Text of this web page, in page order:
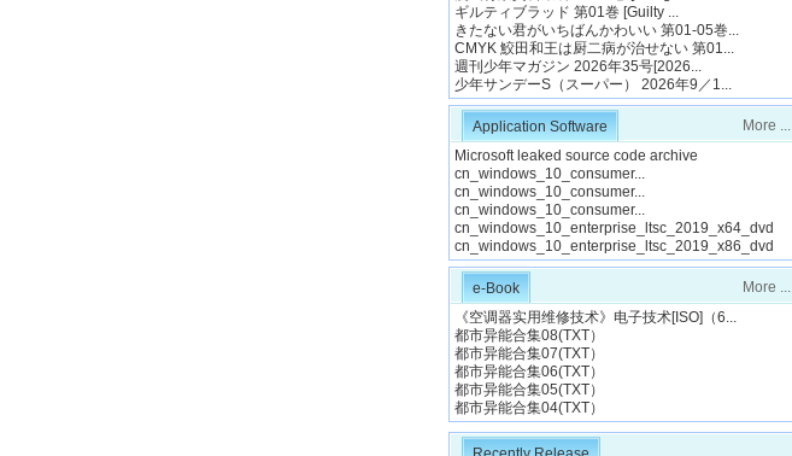
ギルティブラッド 第01巻 [Guilty ...
きたない君がいちばんかわいい 第01-05巻...
CMYK 鮫田和王は厨二病が治せない 第01...
週刊少年マガジン 2026年35号[2026...
少年サンデーS（スーパー） 2026年9／1...
Application Software
More ...
Microsoft leaked source code archive
cn_windows_10_consumer...
cn_windows_10_consumer...
cn_windows_10_consumer...
cn_windows_10_enterprise_ltsc_2019_x64_dvd
cn_windows_10_enterprise_ltsc_2019_x86_dvd
e-Book
More ...
《空调器实用维修技术》电子技术[ISO]（6...
都市异能合集08(TXT）
都市异能合集07(TXT）
都市异能合集06(TXT）
都市异能合集05(TXT）
都市异能合集04(TXT）